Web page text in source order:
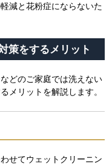
減と花粉症にならないた
策をするメリット
どのご家庭では洗えない
メリットを解説します。
せてウェットクリーニン